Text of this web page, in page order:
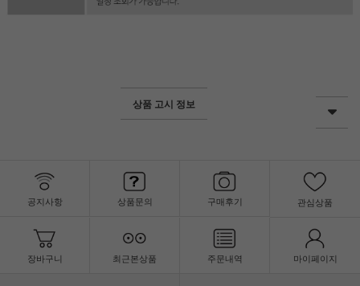
상품 고시 정보
공지사항 상품문의 구매후기 관심상품
장바구니 최근본상품 주문내역 마이페이지